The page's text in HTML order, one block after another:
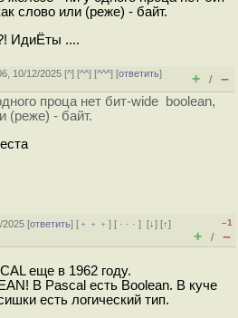
слово или (реже) - байт.
ИдиЁты ....
10/12/2025 [^] [^^] [^^^] [ответить]
+ / –
проца нет бит-wide boolean,
(реже) - байт.
2025 [ответить] [ ﹢﹢﹢] [ · · ·][↓] [↑]
–1
+ / –
еще в 1962 году.
В Pascal есть Boolean. В куче
есть логический тип.